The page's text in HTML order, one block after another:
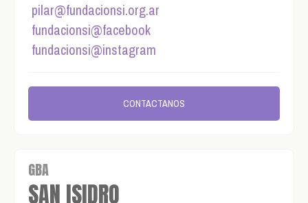
pilar@fundacionsi.org.ar
fundacionsi@facebook
fundacionsi@instagram
CONTACTANOS
GBA
SAN ISIDRO